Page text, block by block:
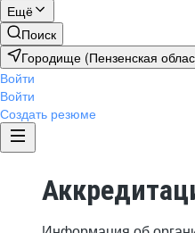
Ещё
Поиск
Городище (Пензенская
Войти
Войти
Создать резюме